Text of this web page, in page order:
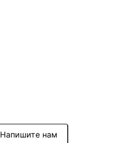
Напишите нам